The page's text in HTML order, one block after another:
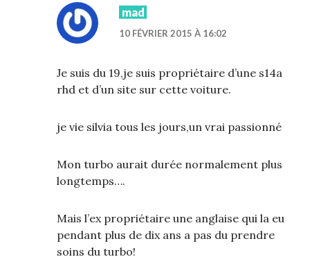
mad
10 FÉVRIER 2015 À 16:02
Je suis du 19,je suis propriétaire d’une s14a
rhd et d’un site sur cette voiture.
je vie silvia tous les jours,un vrai passionné
Mon turbo aurait durée normalement plus
longtemps….
Mais l’ex propriétaire une anglaise qui la eu
pendant plus de dix ans a pas du prendre
soins du turbo!